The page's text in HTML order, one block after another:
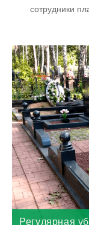
сотрудники
Регулярная